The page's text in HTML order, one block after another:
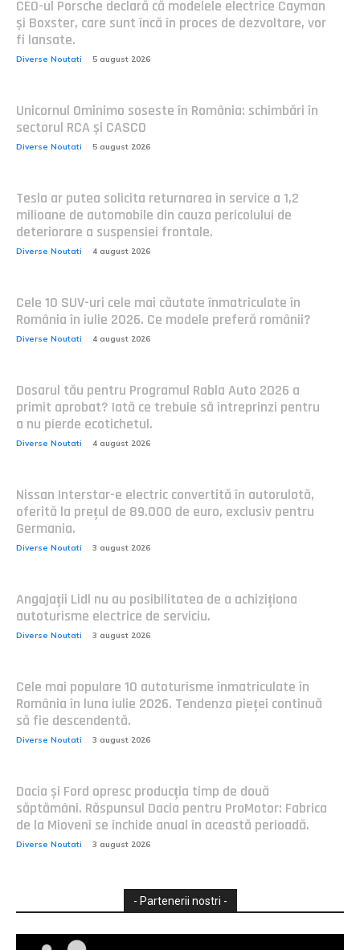
CEO-ul Porsche declară că modelele electrice Cayman
și Boxster, care sunt încă în proces de dezvoltare, vor
fi lansate.
Diverse Noutati 5 august 2026
Unicornul Ominimo soseste în România: schimbări în
sectorul RCA și CASCO
Diverse Noutati 5 august 2026
Tesla ar putea solicita returnarea în service a 1,2
milioane de automobile din cauza pericolului de
deteriorare a suspensiei frontale.
Diverse Noutati 4 august 2026
Cele 10 SUV-uri cele mai căutate înmatriculate în
România în iulie 2026. Ce modele preferă românii?
Diverse Noutati 4 august 2026
Dosarul tău pentru Programul Rabla Auto 2026 a
primit aprobat? Iată ce trebuie să întreprinzi pentru
a nu pierde ecotichetul.
Diverse Noutati 4 august 2026
Nissan Interstar-e electric convertită în autorulotă,
oferită la prețul de 89.000 de euro, exclusiv pentru
Germania.
Diverse Noutati 3 august 2026
Angajații Lidl nu au posibilitatea de a achiziționa
autoturisme electrice de serviciu.
Diverse Noutati 3 august 2026
Cele mai populare 10 autoturisme înmatriculate în
România în luna iulie 2026. Tendenza pieței continuă
să fie descendentă.
Diverse Noutati 3 august 2026
Dacia și Ford opresc producția timp de două
săptămâni. Răspunsul Dacia pentru ProMotor: Fabrica
de la Mioveni se închide anual în această perioadă.
Diverse Noutati 3 august 2026
- Partenerii nostri -